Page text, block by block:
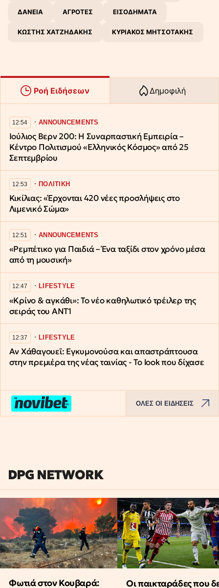
ΔΑΝΕΙΑ ΑΓΡΟΤΕΣ ΕΙΣΟΔΗΜΑΤΑ
ΚΩΣΤΗΣ ΧΑΤΖΗΔΑΚΗΣ ΚΥΡΙΑΚΟΣ ΜΗΤΣΟΤΑΚΗΣ
Ροή Ειδήσεων Δημοφιλή
12:54 ∙ANNOUNCEMENTS
Ιούλιος Βερν 200: Η Συναρπαστική Εμπειρία –
Κέντρο Πολιτισμού «Ελληνικός Κόσμος» από 25
Σεπτεμβρίου
12:53 ∙ΠΟΛΙΤΙΚΗ
Κικίλιας: «Έρχονται 420 νέες προσλήψεις στο
Λιμενικό Σώμα»
12:51 ∙ANNOUNCEMENTS
«Ρεμπέτικο για Παιδιά – Ένα ταξίδι στον χρόνο μέσα
από τη μουσική»
12:47 ∙LIFESTYLE
«Κρίνο & αγκάθι»: Το νέο καθηλωτικό τρέιλερ της
σειράς του ΑΝΤ1
12:37 ∙LIFESTYLE
Αν Χάθαγουεϊ: Εγκυμονούσα και απαστράπτουσα
στην πρεμιέρα της νέας ταινίας - Το look που δίχασε
ΟΛΕΣ ΟΙ ΕΙΔΗΣΕΙΣ
DPG NETWORK
Φωτιά στον Κουβαρά:
Οι παικταράδες που